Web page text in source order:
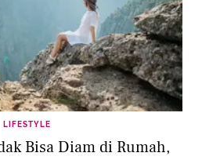
LIFESTYLE
Bisa Diam di Rumah,